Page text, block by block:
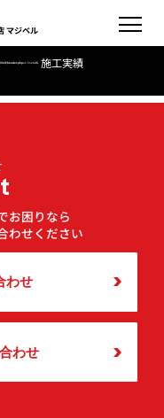
マジベル
header.phpon line128 施工実績
お困りなら
わせください
わせ
わせ